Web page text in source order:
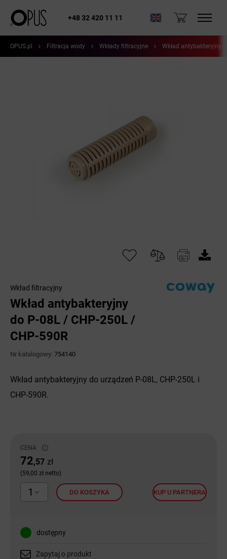
+48 32 420 11 11
OPUS.pl Filtracja wody Wkłady filtracyjne Wkład antybakteryjny
Wkład filtracyjny
Wkład antybakteryjny
do P-08L / CHP-250L /
CHP-590R
Nr katalogowy: 754140
CENA
72,57 zł
(59,00 zł netto)
1 DO KOSZYKA KUP U PARTNERA
dostępny
Zapytaj o produkt
Wkład antybakteryjny do urządzeń P-08L, CHP-250L i
CHP-590R.